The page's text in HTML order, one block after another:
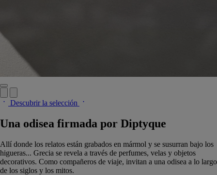
Descubrir la selección
Una odisea firmada por Diptyque
Allí donde los relatos están grabados en mármol y se susurran bajo los
higueras... Grecia se revela a través de perfumes, velas y objetos
decorativos. Como compañeros de viaje, invitan a una odisea a lo largo
de los siglos y los mitos.